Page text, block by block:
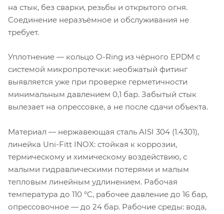
на стык, без сварки, резьбы и открытого огня.
Соединение неразъёмное и обслуживания не
требует.
Уплотнение — кольцо O-Ring из чёрного EPDM с
системой микропротечки: необжатый фитинг
выявляется уже при проверке герметичности
минимальным давлением 0,1 бар. Забытый стык
вылезает на опрессовке, а не после сдачи объекта.
Материал — нержавеющая сталь AISI 304 (1.4301),
линейка Uni-Fitt INOX: стойкая к коррозии,
термическому и химическому воздействию, с
малыми гидравлическими потерями и малым
тепловым линейным удлинением. Рабочая
температура до 110 °C, рабочее давление до 16 бар,
опрессовочное — до 24 бар. Рабочие среды: вода,